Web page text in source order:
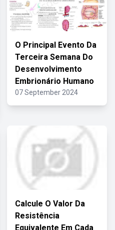
O Principal Evento Da
Terceira Semana Do
Desenvolvimento
Embrionário Humano
07 September 2024
Calcule O Valor Da
Resistência
Equivalente Em Cada